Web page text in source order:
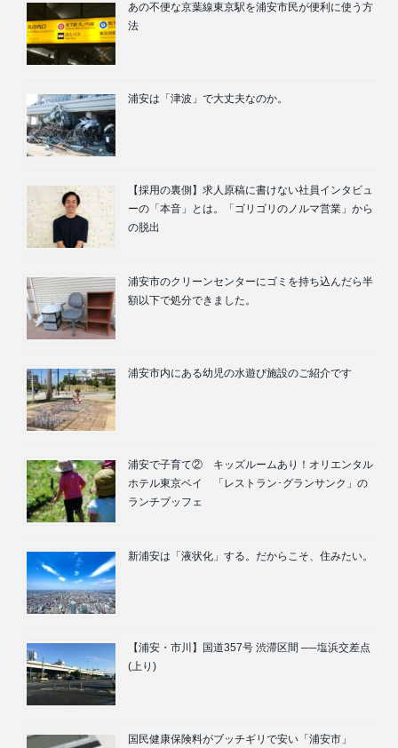
あの不便な京葉線東京駅を浦安市民が便利に使う方
法
浦安は「津波」で大丈夫なのか。
【採用の裏側】求人原稿に書けない社員インタビュ
ーの「本音」とは。「ゴリゴリのノルマ営業」から
の脱出
浦安市のクリーンセンターにゴミを持ち込んだら半
額以下で処分できました。
浦安市内にある幼児の水遊び施設のご紹介です
浦安で子育て② キッズルームあり！オリエンタル
ホテル東京ベイ 「レストラン･グランサンク」の
ランチブッフェ
新浦安は「液状化」する。だからこそ、住みたい。
【浦安・市川】国道357号 渋滞区間 ──塩浜交差点
(上り)
国民健康保険料がブッチギリで安い「浦安市」